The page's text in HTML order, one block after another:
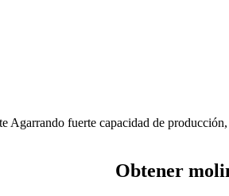
Agarrando fuerte capacidad de
Obtener